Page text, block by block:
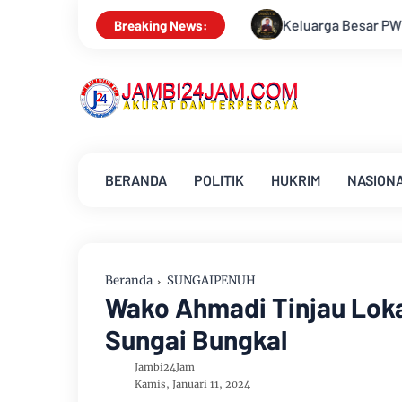
Breaking News:
Besar PWI Jambi Berduka, Hery Rawas Mantan
BERANDA POLITIK HUKRIM
Beranda SUNGAIPENUH
Wako Ahmadi Tinjau
Sungai Bungkal
Jambi24Jam
Kamis, Januari 11, 2024